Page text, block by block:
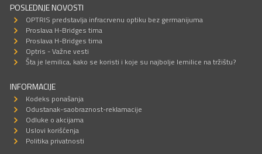
POSLEDNJE NOVOSTI
OPTRIS predstavlja infracrvenu optiku bez germanijuma
Proslava H-Bridges tima
Proslava H-Bridges tima
Optris - Važne vesti
Šta je lemilica, kako se koristi i koje su najbolje lemilice na tržištu?
INFORMACIJE
Kodeks ponašanja
Odustanak-saobraznost-reklamacije
Odluke o akcijama
Uslovi korišćenja
Politika privatnosti